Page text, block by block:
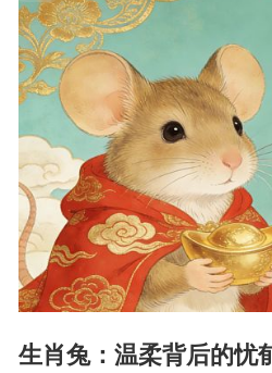
生肖兔：温柔背后的忧